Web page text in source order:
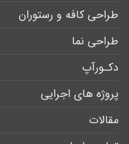
طراحی کافه و رستوران
طراحی نما
دکـورآپ
پروژه های اجرایی
مقالات